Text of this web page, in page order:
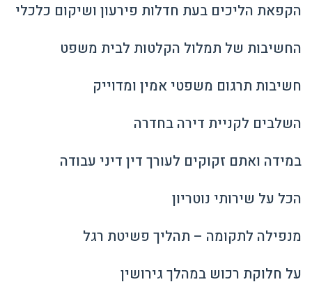
הקפאת הליכים בעת חדלות פירעון ושיקום כלכלי
החשיבות של תמלול הקלטות לבית משפט
חשיבות תרגום משפטי אמין ומדוייק
השלבים לקניית דירה בחדרה
במידה ואתם זקוקים לעורך דין דיני עבודה
הכל על שירותי נוטריון
מנפילה לתקומה – תהליך פשיטת רגל
על חלוקת רכוש במהלך גירושין